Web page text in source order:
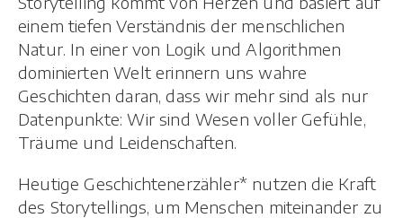
einem tiefen Verständnis der menschlichen
Natur. In einer von Logik und Algorithmen
dominierten Welt erinnern uns wahre
Geschichten daran, dass wir mehr sind als nur
Datenpunkte: Wir sind Wesen voller Gefühle,
Träume und Leidenschaften.
Heutige Geschichtenerzähler* nutzen die Kraft
des Storytellings, um Menschen miteinander zu